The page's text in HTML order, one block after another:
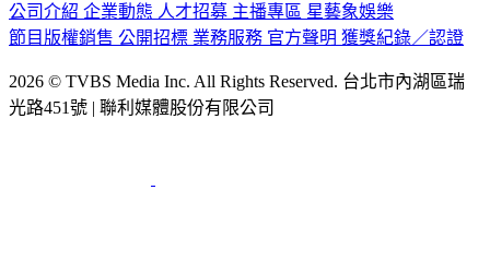
公司介紹 企業動態 人才招募 主播專區 星藝象娛樂
節目版權銷售 公開招標 業務服務 官方聲明 獲獎紀錄／認證
2026 © TVBS Media Inc. All Rights Reserved. 台北市內湖區瑞
光路451號 | 聯利媒體股份有限公司